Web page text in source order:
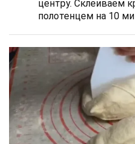
центру. Склеиваем
полотенцем на 10